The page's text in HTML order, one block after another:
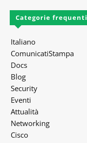
Categorie frequenti
Italiano
ComunicatiStampa
Docs
Blog
Security
Eventi
Attualità
Networking
Cisco